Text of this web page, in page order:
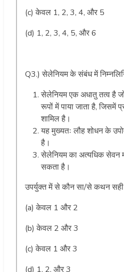
(c) केवल 1, 2, 3, 4, और 5
(d) 1, 2, 3, 4, 5, और 6
Q3.) सेलेनियम के संबंध में
सेलेनियम एक अधातु तत्व है
रूपों में पाया जाता है, जिसमें
शामिल है।
यह मुख्यतः लौह शोधन के
है।
सेलेनियम का अत्यधिक सेवन
सकता है।
उपर्युक्त में से कौन सा/से कथन
(a) केवल 1 और 2
(b) केवल 2 और 3
(c) केवल 1 और 3
(d) 1, 2, और 3